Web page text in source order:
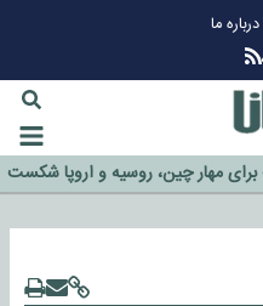
درباره ما
برای مهار چین، روسیه و اروپا شکست